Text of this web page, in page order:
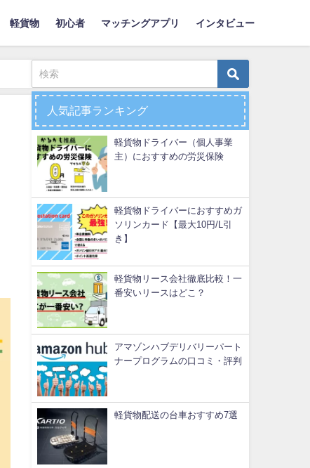
軽貨物 初心者 マッチングアプリ インタビュー
人気記事ランキング
軽貨物ドライバー（個人事業
主）におすすめの労災保険
軽貨物ドライバーにおすすめガ
ソリンカード【最大10円/L引
き】
軽貨物リース会社徹底比較！一
番安いリースはどこ？
アマゾンハブデリバリーパート
ナープログラムの口コミ・評判
軽貨物配送の台車おすすめ7選